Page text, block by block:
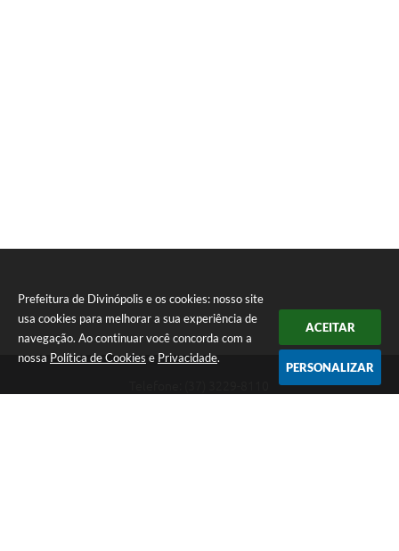
Prefeitura de Divinópolis e os cookies: nosso site
usa cookies para melhorar a sua experiência de
navegação. Ao continuar você concorda com a
nossa Política de Cookies e Privacidade.
ACEITAR
PERSONALIZAR